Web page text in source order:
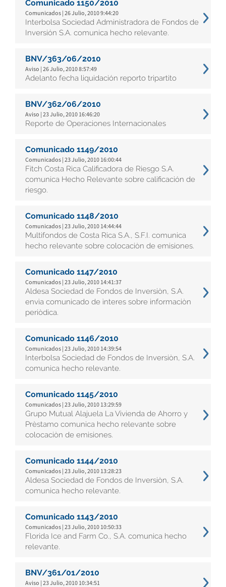
Comunicado 1150/2010
Comunicados | 26 Julio, 2010 9:44:20
Interbolsa Sociedad Administradora de Fondos de
Inversión S.A. comunica hecho relevante.
BNV/363/06/2010
Aviso | 26 Julio, 2010 8:57:49
Adelanto fecha liquidación reporto tripartito
BNV/362/06/2010
Aviso | 23 Julio, 2010 16:46:20
Reporte de Operaciones Internacionales
Comunicado 1149/2010
Comunicados | 23 Julio, 2010 16:00:44
Fitch Costa Rica Calificadora de Riesgo S.A.
comunica Hecho Relevante sobre calificación de
riesgo.
Comunicado 1148/2010
Comunicados | 23 Julio, 2010 14:44:44
Multifondos de Costa Rica S.A., S.F.I. comunica
hecho relevante sobre colocaciòn de emisiones.
Comunicado 1147/2010
Comunicados | 23 Julio, 2010 14:41:37
Aldesa Sociedad de Fondos de Inversiòn, S.A.
envìa comunicado de ìnteres sobre informaciòn
periòdica.
Comunicado 1146/2010
Comunicados | 23 Julio, 2010 14:39:54
Interbolsa Sociedad de Fondos de Inversiòn, S.A.
comunica hecho relevante.
Comunicado 1145/2010
Comunicados | 23 Julio, 2010 13:29:59
Grupo Mutual Alajuela La Vivienda de Ahorro y
Prèstamo comunica hecho relevante sobre
colocaciòn de emisiones.
Comunicado 1144/2010
Comunicados | 23 Julio, 2010 13:28:23
Aldesa Sociedad de Fondos de Inversiòn, S.A.
comunica hecho relevante.
Comunicado 1143/2010
Comunicados | 23 Julio, 2010 10:50:33
Florida Ice and Farm Co., S.A. comunica hecho
relevante.
BNV/361/01/2010
Aviso | 23 Julio, 2010 10:34:51